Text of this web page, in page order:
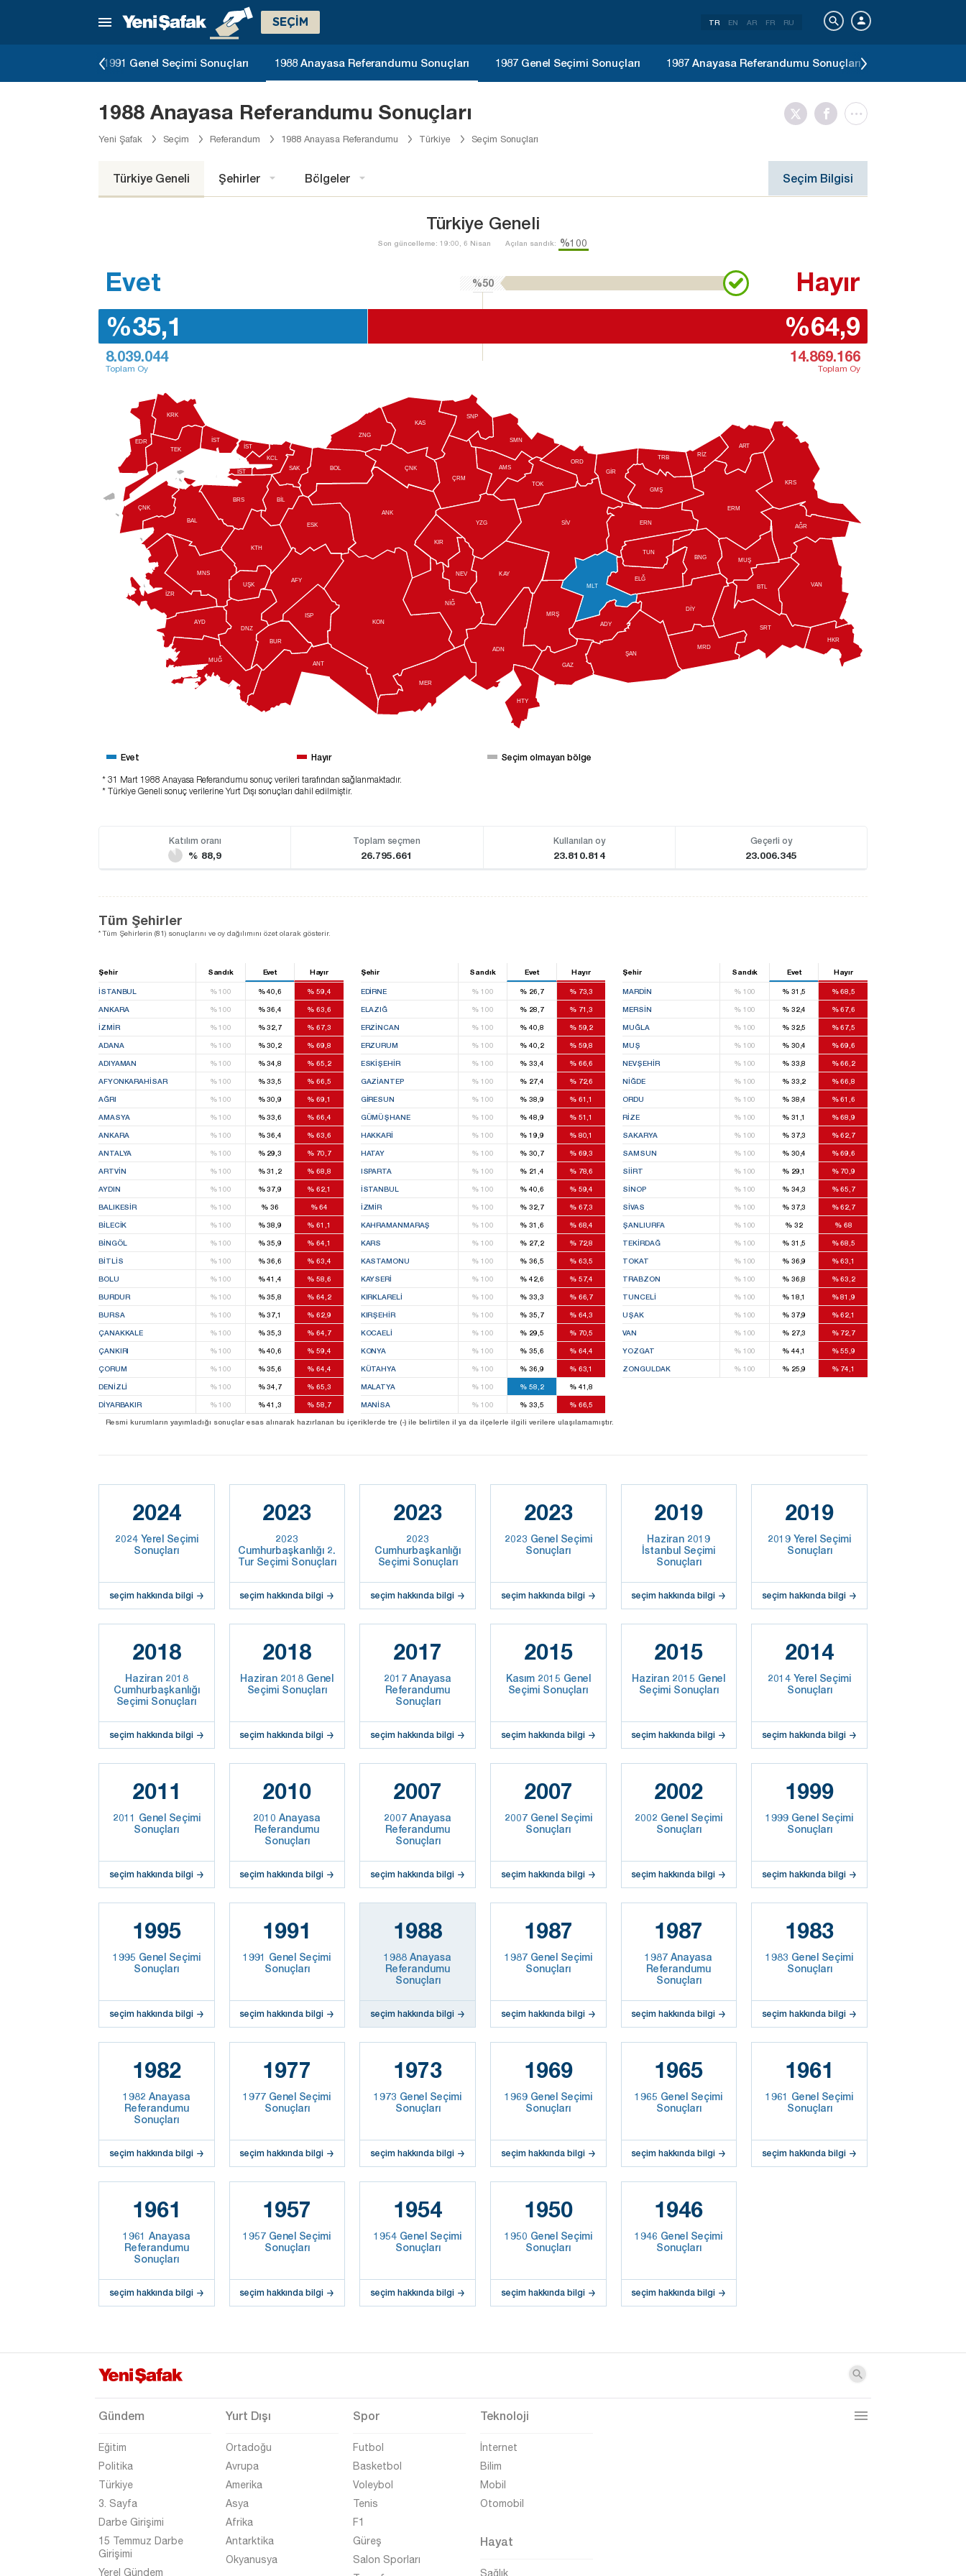
SEÇİM TR EN AR FR RU
1991 Genel Seçimi Sonuçları 1988 Anayasa Referandumu Sonuçları 1987 Genel Seçimi Sonuçları 1987 Anayasa Referandumu Sonuçları
1988 Anayasa Referandumu Sonuçları
Yeni Şafak Seçim Referandum 1988 Anayasa Referandumu Türkiye Seçim Sonuçları
Türkiye Geneli Şehirler Bölgeler Seçim Bilgisi
Türkiye Geneli
Son güncelleme: 19:00, 6 Nisan Açılan sandık: %100
%50
Evet
%35,1
8.039.044
Toplam Oy
Hayır
%64,9
14.869.166
Toplam Oy
ADN
ADY
AFY
AĞR
AMS
ANK
ANT
ART
AYD
BAL
BİL
BNG
BTL
BOL
BUR
BRS
ÇNK
ÇNK
ÇRM
DNZ
DİY
EDR
ELĞ
ERN
ERM
ESK
GAZ
GİR
GMŞ
HKR
HTY
ISP
MER
İST
İST
İST
İZR
KRS
KAS
KAY
KRK
KIR
KCL
KON
KTH
M LT
MNS
MRŞ
MRD
MUĞ
MUŞ
NEV
NİĞ
ORD
RİZ
SAK
SMN
SRT
SNP
SİV
TEK
TOK
TRB
TUN
ŞAN
UŞK VAN
YZG
ZNG
Evet Hayır Seçim olmayan bölge
* 31 Mart 1988 Anayasa Referandumu sonuç verileri tarafından sağlanmaktadır.
* Türkiye Geneli sonuç verilerine Yurt Dışı sonuçları dahil edilmiştir.
Katılım oranı
% 88,9
Toplam seçmen
26.795.661
Kullanılan oy
23.810.814
Geçerli oy
23.006.345
Tüm Şehirler
* Tüm Şehirlerin (81) sonuçlarını ve oy dağılımını özet olarak gösterir.
Şehir Sandık Evet Hayır Şehir Sandık Evet Hayır Şehir Sandık Evet Hayır
İSTANBUL %100 %40,6 % 59,4
ANKARA %100 %36,4 % 63,6
İZMIR %100 %32,7 % 67,3
ADANA %100 %30,2 % 69,8
ADIYAMAN %100 %34,8 % 65,2
AFYONKARAHISAR %100 %33,5 % 66,5
AĞRI %100 %30,9 % 69,1
AMASYA %100 %33,6 % 66,4
ANKARA %100 %36,4 % 63,6
ANTALYA %100 %29,3 % 70,7
ARTVIN %100 %31,2 % 68,8
AYDIN %100 %37,9 % 62,1
BALIKESIR %100 %36 %64
BILECIK %100 %38,9 % 61,1
BINGÖL %100 %35,9 % 64,1
BITLIS %100 %36,6 % 63,4
BOLU %100 %41,4 % 58,6
BURDUR %100 %35,8 % 64,2
BURSA %100 %37,1 % 62,9
ÇANAKKALE %100 %35,3 % 64,7
ÇANKIRI %100 %40,6 % 59,4
ÇORUM %100 %35,6 % 64,4
DENIZLI %100 %34,7 % 65,3
DIYARBAKIR %100 %41,3 % 58,7
EDIRNE % 100 % 26,7 %73,3
ELAZIĞ % 100 % 28,7 %71,3
ERZINCAN % 100 % 40,8 %59,2
ERZURUM % 100 % 40,2 %59,8
ESKIŞEHIR % 100 % 33,4 %66,6
GAZIANTEP % 100 % 27,4 %72,6
GIRESUN % 100 % 38,9 %61,1
GÜMÜŞHANE % 100 % 48,9 %51,1
HAKKARI % 100 % 19,9 %80,1
HATAY % 100 % 30,7 %69,3
ISPARTA % 100 % 21,4 %78,6
İSTANBUL % 100 % 40,6 %59,4
İZMIR % 100 % 32,7 %67,3
KAHRAMANMARAŞ % 100 % 31,6 %68,4
KARS % 100 % 27,2 %72,8
KASTAMONU % 100 % 36,5 %63,5
KAYSERI % 100 % 42,6 %57,4
KIRKLARELI % 100 % 33,3 %66,7
KIRŞEHIR % 100 % 35,7 %64,3
KOCAELI % 100 % 29,5 %70,5
KONYA % 100 % 35,6 %64,4
KÜTAHYA % 100 % 36,9 %63,1
MALATYA % 100 % 58,2 %41,8
MANISA % 100 % 33,5 %66,5
MARDIN %100 %31,5 %68,5
MERSIN %100 %32,4 %67,6
MUĞLA %100 %32,5 %67,5
MUŞ %100 %30,4 %69,6
NEVŞEHIR %100 %33,8 %66,2
NIĞDE %100 %33,2 %66,8
ORDU %100 %38,4 %61,6
RIZE %100 %31,1 %68,9
SAKARYA %100 %37,3 %62,7
SAMSUN %100 %30,4 %69,6
SIIRT %100 %29,1 %70,9
SINOP %100 %34,3 %65,7
SIVAS %100 %37,3 %62,7
ŞANLIURFA %100 % 32 %68
TEKIRDAĞ %100 %31,5 %68,5
TOKAT %100 %36,9 %63,1
TRABZON %100 %36,8 %63,2
TUNCELI %100 %18,1 %81,9
UŞAK %100 %37,9 %62,1
VAN %100 %27,3 %72,7
YOZGAT %100 %44,1 %55,9
ZONGULDAK %100 %25,9 %74,1
Resmi kurumların yayımladığı sonuçlar esas alınarak hazırlanan bu içeriklerde tre (-) ile belirtilen il ya da ilçelerle ilgili verilere ulaşılamamıştır.
2024
2024 Yerel Seçimi
Sonuçları
seçim hakkında bilgi
2023
2023
Cumhurbaşkanlığı 2.
Tur Seçimi Sonuçları
seçim hakkında bilgi
2023
2023
Cumhurbaşkanlığı
Seçimi Sonuçları
seçim hakkında bilgi
2023
2023 Genel Seçimi
Sonuçları
seçim hakkında bilgi
2019
Haziran 2019
İstanbul Seçimi
Sonuçları
seçim hakkında bilgi
2019
2019 Yerel Seçimi
Sonuçları
seçim hakkında bilgi
2018
Haziran 2018
Cumhurbaşkanlığı
Seçimi Sonuçları
seçim hakkında bilgi
2018
Haziran 2018 Genel
Seçimi Sonuçları
seçim hakkında bilgi
2017
2017 Anayasa
Referandumu
Sonuçları
seçim hakkında bilgi
2015
Kasım 2015 Genel
Seçimi Sonuçları
seçim hakkında bilgi
2015
Haziran 2015 Genel
Seçimi Sonuçları
seçim hakkında bilgi
2014
2014 Yerel Seçimi
Sonuçları
seçim hakkında bilgi
2011
2011 Genel Seçimi
Sonuçları
seçim hakkında bilgi
2010
2010 Anayasa
Referandumu
Sonuçları
seçim hakkında bilgi
2007
2007 Anayasa
Referandumu
Sonuçları
seçim hakkında bilgi
2007
2007 Genel Seçimi
Sonuçları
seçim hakkında bilgi
2002
2002 Genel Seçimi
Sonuçları
seçim hakkında bilgi
1999
1999 Genel Seçimi
Sonuçları
seçim hakkında bilgi
1995
1995 Genel Seçimi
Sonuçları
seçim hakkında bilgi
1991
1991 Genel Seçimi
Sonuçları
seçim hakkında bilgi
1988
1988 Anayasa
Referandumu
Sonuçları
seçim hakkında bilgi
1987
1987 Genel Seçimi
Sonuçları
seçim hakkında bilgi
1987
1987 Anayasa
Referandumu
Sonuçları
seçim hakkında bilgi
1983
1983 Genel Seçimi
Sonuçları
seçim hakkında bilgi
1982
1982 Anayasa
Referandumu
Sonuçları
seçim hakkında bilgi
1977
1977 Genel Seçimi
Sonuçları
seçim hakkında bilgi
1973
1973 Genel Seçimi
Sonuçları
seçim hakkında bilgi
1969
1969 Genel Seçimi
Sonuçları
seçim hakkında bilgi
1965
1965 Genel Seçimi
Sonuçları
seçim hakkında bilgi
1961
1961 Genel Seçimi
Sonuçları
seçim hakkında bilgi
1961
1961 Anayasa
Referandumu
Sonuçları
seçim hakkında bilgi
1957
1957 Genel Seçimi
Sonuçları
seçim hakkında bilgi
1954
1954 Genel Seçimi
Sonuçları
seçim hakkında bilgi
1950
1950 Genel Seçimi
Sonuçları
seçim hakkında bilgi
1946
1946 Genel Seçimi
Sonuçları
seçim hakkında bilgi
Gündem
Eğitim
Politika
Türkiye
3. Sayfa
Darbe Girişimi
15 Temmuz Darbe
Girişimi
Yerel Gündem
Yurt Dışı
Ortadoğu
Avrupa
Amerika
Asya
Afrika
Antarktika
Okyanusya
Spor
Futbol
Basketbol
Voleybol
Tenis
F1
Güreş
Salon Sporları
Teknoloji
İnternet
Bilim
Mobil
Otomobil
Hayat
Sağlık